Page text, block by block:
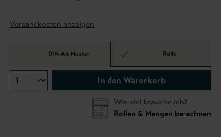
Versandkosten anzeigen
DIN-A4 Muster Rolle
In den Warenkorb
Wie viel brauche ich?
Rollen & Mengen berechnen